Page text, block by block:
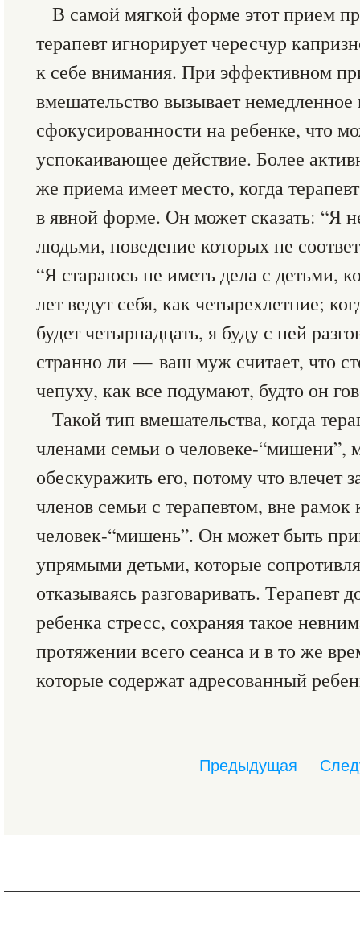
В самой мягкой форме этот прием
терапевт игнорирует чересчур
к себе внимания. При эффективном
вмешательство вызывает
сфокусированности на ребенке, что
успокаивающее действие. Более
же приема имеет место, когда
в явной форме. Он может сказать: “Я
людьми, поведение которых не
“Я стараюсь не иметь дела с детьми,
лет ведут себя, как четырехлетние;
будет четырнадцать, я буду с ней
странно ли — ваш муж считает, что
чепуху, как все подумают, будто он
Такой тип вмешательства, когда
членами семьи о человеке-“мишени”,
обескуражить его, потому что влечет
членов семьи с терапевтом, вне рамок
человек-“мишень”. Он может быть
упрямыми детьми, которые
отказываясь разговаривать. Терапевт
ребенка стресс, сохраняя такое
протяжении всего сеанса и в то же
которые содержат адресованный
Предыдущая